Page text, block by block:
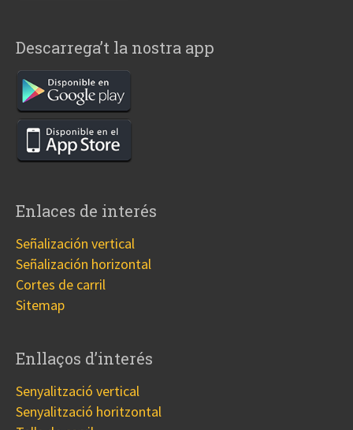
Descarrega’t la nostra app
Enlaces de interés
Señalización vertical
Señalización horizontal
Cortes de carril
Sitemap
Enllaços d’interés
Senyalització vertical
Senyalització horitzontal